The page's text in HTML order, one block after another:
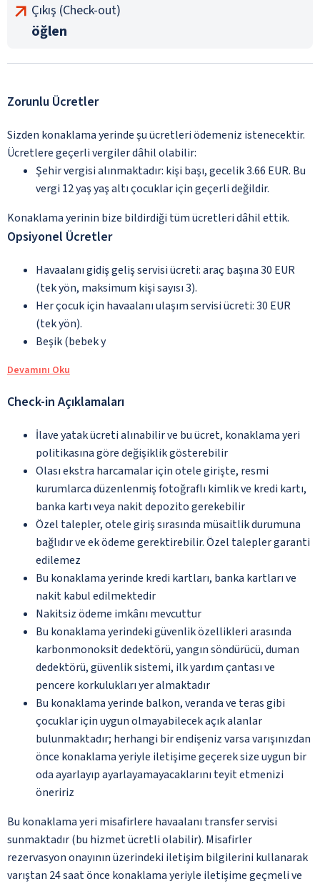
Çıkış (Check-out)
öğlen
Zorunlu Ücretler
Sizden konaklama yerinde şu ücretleri ödemeniz istenecektir.
Ücretlere geçerli vergiler dâhil olabilir:
Şehir vergisi alınmaktadır: kişi başı, gecelik 3.66 EUR. Bu
vergi 12 yaş yaş altı çocuklar için geçerli değildir.
Konaklama yerinin bize bildirdiği tüm ücretleri dâhil ettik.
Opsiyonel Ücretler
Havaalanı gidiş geliş servisi ücreti: araç başına 30 EUR
(tek yön, maksimum kişi sayısı 3).
Her çocuk için havaalanı ulaşım servisi ücreti: 30 EUR
(tek yön).
Beşik (bebek y
Devamını Oku
Check-in Açıklamaları
İlave yatak ücreti alınabilir ve bu ücret, konaklama yeri
politikasına göre değişiklik gösterebilir
Olası ekstra harcamalar için otele girişte, resmi
kurumlarca düzenlenmiş fotoğraflı kimlik ve kredi kartı,
banka kartı veya nakit depozito gerekebilir
Özel talepler, otele giriş sırasında müsaitlik durumuna
bağlıdır ve ek ödeme gerektirebilir. Özel talepler garanti
edilemez
Bu konaklama yerinde kredi kartları, banka kartları ve
nakit kabul edilmektedir
Nakitsiz ödeme imkânı mevcuttur
Bu konaklama yerindeki güvenlik özellikleri arasında
karbonmonoksit dedektörü, yangın söndürücü, duman
dedektörü, güvenlik sistemi, ilk yardım çantası ve
pencere korkulukları yer almaktadır
Bu konaklama yerinde balkon, veranda ve teras gibi
çocuklar için uygun olmayabilecek açık alanlar
bulunmaktadır; herhangi bir endişeniz varsa varışınızdan
önce konaklama yeriyle iletişime geçerek size uygun bir
oda ayarlayıp ayarlayamayacaklarını teyit etmenizi
öneririz
Bu konaklama yeri misafirlere havaalanı transfer servisi
sunmaktadır (bu hizmet ücretli olabilir). Misafirler
rezervasyon onayının üzerindeki iletişim bilgilerini kullanarak
varıştan 24 saat önce konaklama yeriyle iletişime geçmeli ve